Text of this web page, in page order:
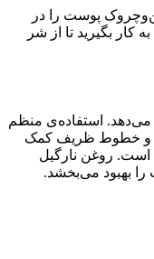
پوست را در
کار بگیرید تا از شر
استفاده‌ی منظم
و خطوط ظریف کمک
است. روغن نارگیل
بهبود می‌بخشد.